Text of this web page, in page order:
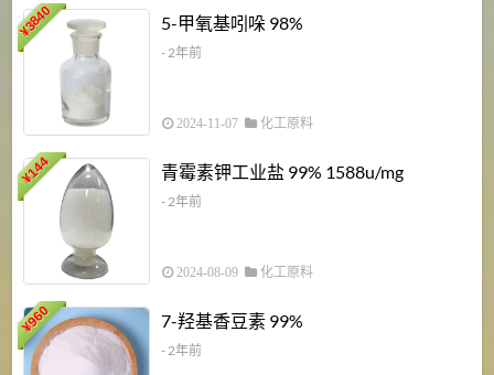
¥
3840 5-甲氧基吲哚 98%
- 2年前
2024-11-07 化工原料
¥
144 青霉素钾工业盐 99% 1588u/mg
- 2年前
2024-08-09 化工原料
¥
960 7-羟基香豆素 99%
- 2年前